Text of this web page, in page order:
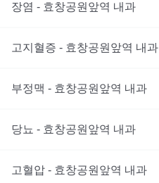
장염 - 효창공원앞역 내과
고지혈증 - 효창공원앞역 내과
부정맥 - 효창공원앞역 내과
당뇨 - 효창공원앞역 내과
고혈압 - 효창공원앞역 내과